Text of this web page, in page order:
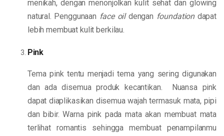
menikah, dengan menonjolkan kulit sehat dan glowing
natural. Penggunaan face oildengan foundationdapat
lebih membuat kulit berkilau.
Pink
Tema pink tentu menjadi tema yang sering digunakan
dan ada disemua produk kecantikan. Nuansa pink
dapat diaplikasikan disemua wajah termasuk mata, pipi
dan bibir. Warna pink pada mata akan membuat mata
terlihat romantis sehingga membuat penampilanmu